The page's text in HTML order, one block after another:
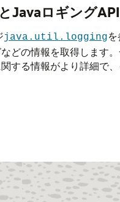
JavaロギングAPI
java.util.logging
どの情報を取得します
する情報がより詳細で